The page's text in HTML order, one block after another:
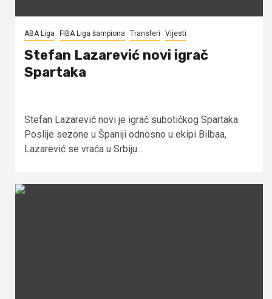
ABA Liga FIBA Liga šampiona Transferi Vijesti
Stefan Lazarević novi igrač
Spartaka
Stefan Lazarević novi je igrač subotičkog Spartaka.
Poslije sezone u Španiji odnosno u ekipi Bilbaa,
Lazarević se vraća u Srbiju...